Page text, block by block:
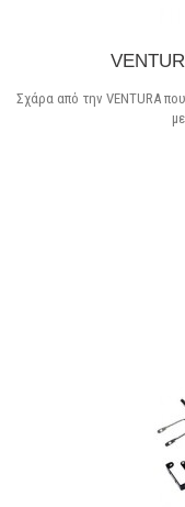
Σχάρα από την VENTURA